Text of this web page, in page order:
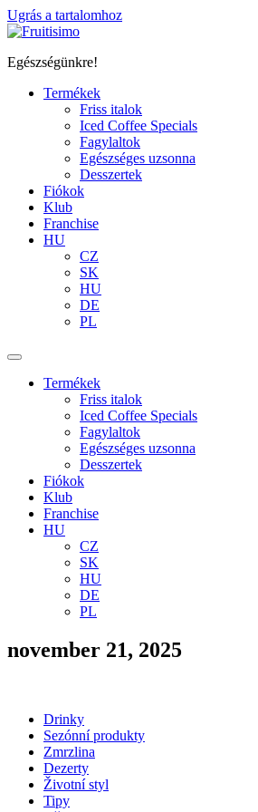
Ugrás a tartalomhoz
Egészségünkre!
Termékek
Friss italok
Iced Coffee Specials
Fagylaltok
Egészséges uzsonna
Desszertek
Fiókok
Klub
Franchise
HU
CZ
SK
HU
DE
PL
Termékek
Friss italok
Iced Coffee Specials
Fagylaltok
Egészséges uzsonna
Desszertek
Fiókok
Klub
Franchise
HU
CZ
SK
HU
DE
PL
november 21, 2025
Drinky
Sezónní produkty
Zmrzlina
Dezerty
Životní styl
Tipy